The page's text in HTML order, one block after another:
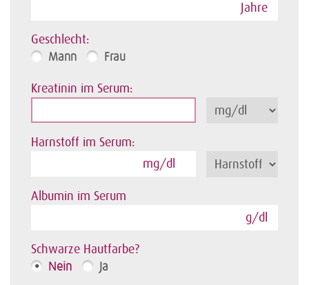
Jahre
Geschlecht:
Mann Frau
Kreatinin im Serum:
Harnstoff im Serum:
mg/dl
Albumin im Serum
g/dl
Schwarze Hautfarbe?
Nein Ja